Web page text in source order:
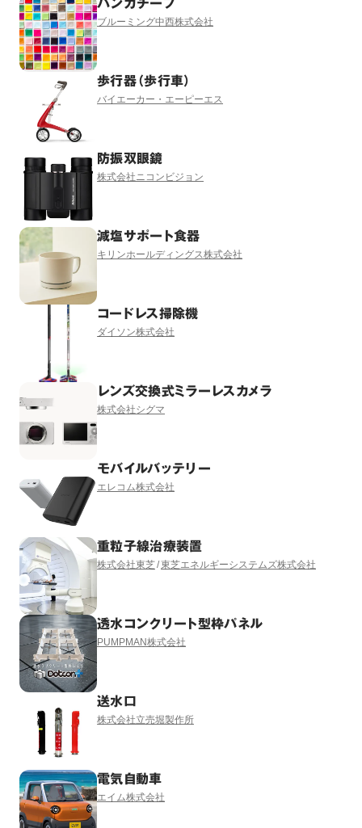
ハンカチーフ
ブルーミング中西株式会社
歩行器（歩行車）
バイエーカー・エーピーエス
防振双眼鏡
株式会社ニコンビジョン
減塩サポート食器
キリンホールディングス株式会社
コードレス掃除機
ダイソン株式会社
レンズ交換式ミラーレスカメラ
株式会社シグマ
モバイルバッテリー
エレコム株式会社
重粒子線治療装置
株式会社東芝 東芝エネルギーシステムズ株式会社
透水コンクリート型枠パネル
PUMPMAN株式会社
送水口
株式会社立売堀製作所
電気自動車
エイム株式会社